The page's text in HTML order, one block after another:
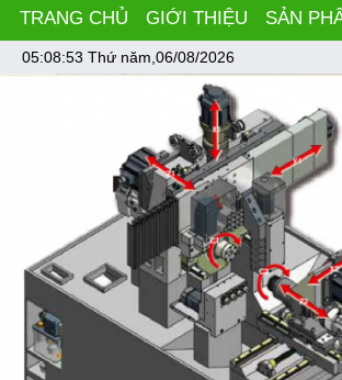
TRANG CHỦ GIỚI THIỆU SẢN
05:08:53 Thứ năm,06/08/2026